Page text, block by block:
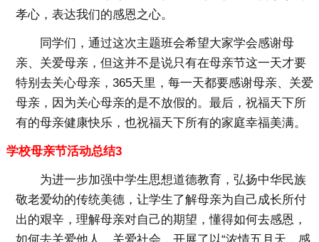
孝心，表达我们的感恩之心。
同学们，通过这次主题班会希望大家学会感谢母
亲、关爱母亲，但这并不是说只有在母亲节这一天才要
特别去关心母亲，365天里，每一天都要感谢母亲、关爱
母亲，因为关心母亲的是不放假的。最后，祝福天下所
有的母亲健康快乐，也祝福天下所有的家庭幸福美满。
学校母亲节活动总结3
为进一步加强中学生思想道德教育，弘扬中华民族
敬老爱幼的传统美德，让学生了解母亲为自己成长所付
出的艰辛，理解母亲对自己的期望，懂得如何去感恩，